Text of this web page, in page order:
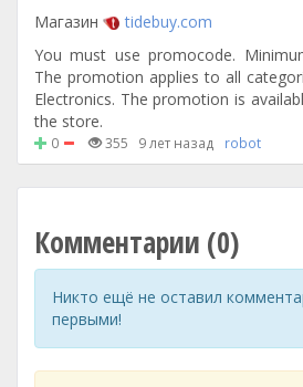
Магазин
tidebuy.com
You must use promocode.
The promotion applies to all
Electronics. The promotion is
the store.
0 355 9 лет назад robot
Комментарии (0)
Никто ещё не оставил
первыми!